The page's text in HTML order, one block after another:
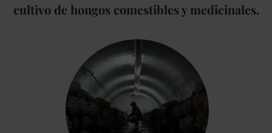
Más información
cultivo de hongos comestibles y medicinales.